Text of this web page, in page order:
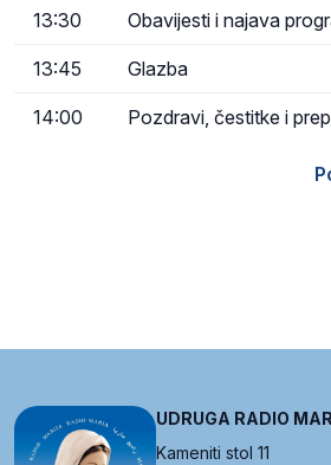
13:30 Obavijesti i najava
13:45 Glazba
14:00 Pozdravi, čestitke i
UDRUGA RADIO
Kameniti stol 11